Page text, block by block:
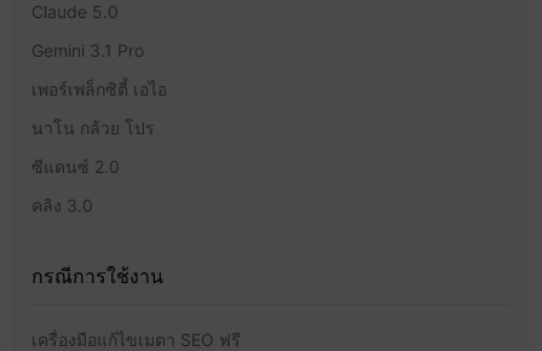
Claude 5.0
Gemini 3.1 Pro
เพอร์เพล็กซิตี้ เอไอ
นาโน กล้วย โปร
ซีแดนซ์ 2.0
คลิง 3.0
กรณีการใช้งาน
เครื่องมือแก้ไขเมตา SEO ฟรี